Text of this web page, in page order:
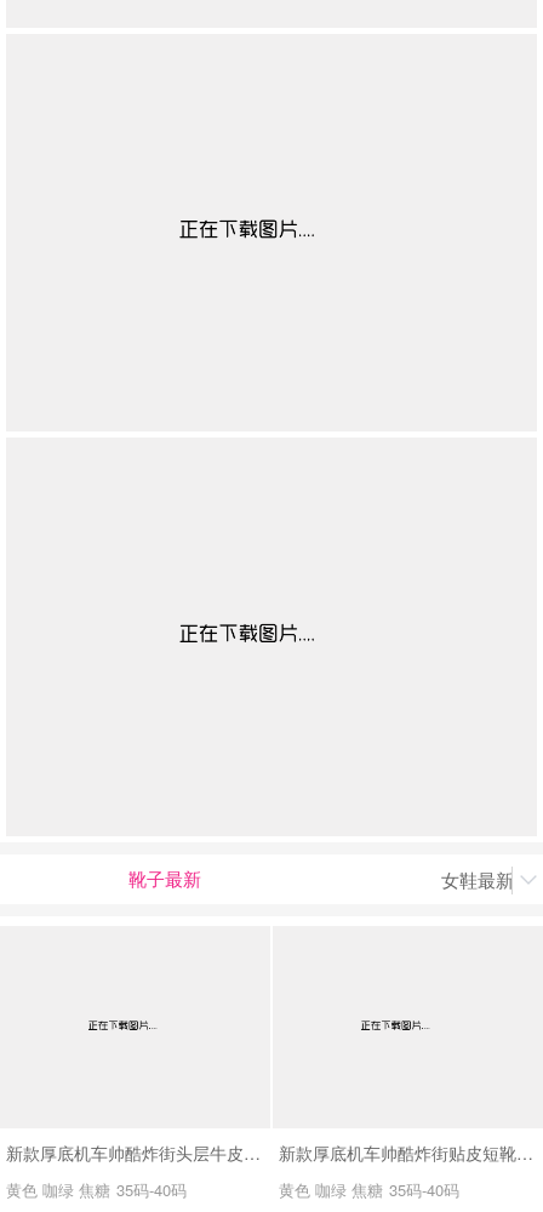
靴子最新 女鞋最新上

新款厚底机车帅酷炸街头层牛皮短靴SA2678
黄色 咖绿 焦糖 35码-40码
新款厚底机车帅酷炸街贴皮短靴SA2677
黄色 咖绿 焦糖 35码-40码